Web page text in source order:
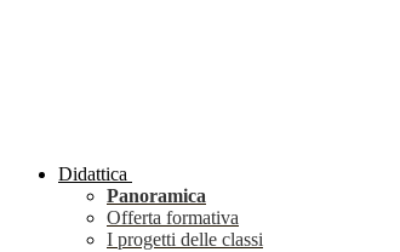
Didattica
Panoramica
Offerta formativa
I progetti delle classi